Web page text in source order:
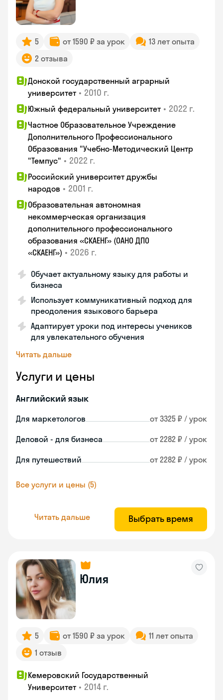
5 от 1590 ₽ за урок
13 лет опыта
2 отзыва
Донской государственный аграрный
университет • 2010 г.
Южный федеральный университет • 2022 г.
Частное Образовательное Учреждение
Дополнительного Профессионального
Образования "Учебно-Методический Центр
"Темпус" • 2022 г.
Российский университет дружбы
народов • 2001 г.
Образовательная автономная
некоммерческая организация
дополнительного профессионального
образования «СКАЕНГ» (ОАНО ДПО
«СКАЕНГ») • 2026 г.
Обучает актуальному языку для работы и
бизнеса
Использует коммуникативный подход для
преодоления языкового барьера
Адаптирует уроки под интересы учеников
для увлекательного обучения
Читать дальше
Услуги и цены
Английский язык
Для маркетологов от 3325 ₽ / урок
Деловой - для бизнеса от 2282 ₽ / урок
Для путешествий от 2282 ₽ / урок
Все услуги и цены (5)
Читать дальше Выбрать время
Юлия
5 от 1590 ₽ за урок
11 лет опыта
1 отзыв
Кемеровский Государственный
Университет • 2014 г.